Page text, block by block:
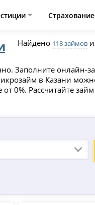
Найдено 118 займов
Заполните онлайн-
в Казани
0%. Рассчитайте